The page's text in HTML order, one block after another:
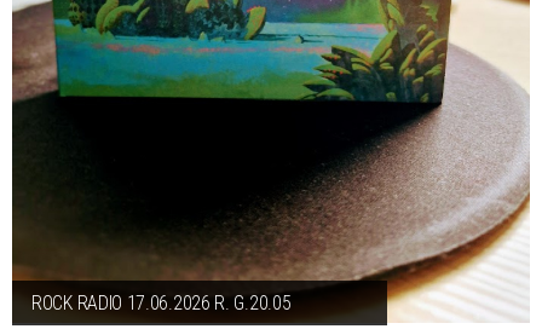
ROCK RADIO 17.06.2026 R. G.20.05